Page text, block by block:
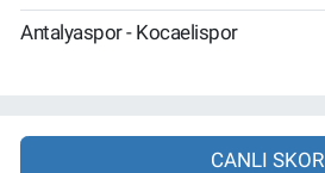
Antalyaspor - Kocaelispor
CANLI SKOR